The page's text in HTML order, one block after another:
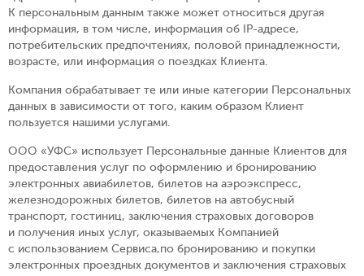
К персональным данным также может относиться другая
информация, в том числе, информация об IP-адресе,
потребительских предпочтениях, половой принадлежности,
возрасте, или информация о поездках Клиента.
Компания обрабатывает те или иные категории Персональных
данных в зависимости от того, каким образом Клиент
пользуется нашими услугами.
ООО «УФС» использует Персональные данные Клиентов для
предоставления услуг по оформлению и бронированию
электронных авиабилетов, билетов на аэроэкспресс,
железнодорожных билетов, билетов на автобусный
транспорт, гостиниц, заключения страховых договоров
и получения иных услуг, оказываемых Компанией
с использованием Сервиса,по бронированию и покупки
электронных проездных документов и заключения страховых